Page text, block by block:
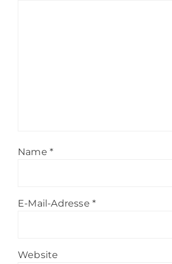
Name *
E-Mail-Adresse *
Website